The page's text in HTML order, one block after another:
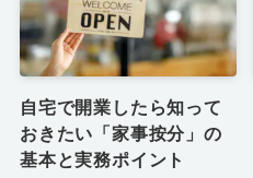
自宅で開業したら知って
おきたい「家事按分」の
基本と実務ポイント